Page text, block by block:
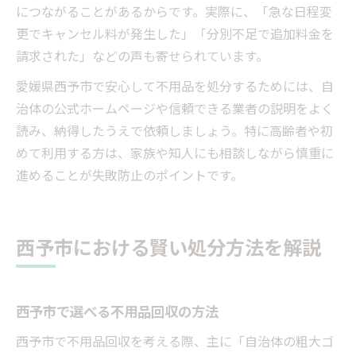
につながることがあるからです。実際に、「急な日程変
更でキャンセル料が発生した」「分別不足で追加料金を
請求された」などの声も寄せられています。
愛媛県西予市で安心して不用品を処分するためには、自
治体の公式ホームページや信頼できる業者の説明をよく
読み、納得したうえで依頼しましょう。特に高齢者や初
めて利用する方は、家族や知人にも相談しながら慎重に
進めることが失敗防止のポイントです。
西予市における賢い処分方法を解説
西予市で選べる不用品回収の方法
西予市で不用品回収を考える際、主に「自治体の粗大ゴ